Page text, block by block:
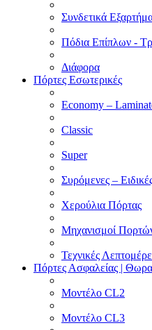
Συνδετικά
Πόδια Επίπλων -
Διάφορα
Πόρτες Εσωτερικές
Economy –
Classic
Super
Συρόμενες –
Χερούλια Πόρτας
Μηχανισμοί
Τεχνικές
Πόρτες Ασφαλείας |
Μοντέλο CL2
Μοντέλο CL3